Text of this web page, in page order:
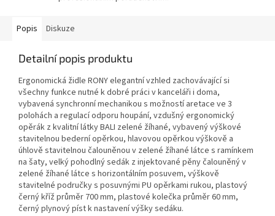
Popis Diskuze
Detailní popis produktu
Ergonomická židle RONY elegantní vzhled zachovávající si
všechny funkce nutné k dobré práci v kanceláři i doma,
vybavená synchronní mechanikou s možností aretace ve 3
polohách a regulací odporu houpání, vzdušný ergonomický
opěrák z kvalitní látky BALI zelené žíhané, vybavený výškové
stavitelnou bederní opěrkou, hlavovou opěrkou výškově a
úhlově stavitelnou čalouněnou v zelené žíhané látce s ramínkem
na šaty, velký pohodlný sedák z injektované pěny čalouněný v
zelené žíhané látce s horizontálním posuvem, výškově
stavitelné područky s posuvnými PU opěrkami rukou, plastový
černý kříž průměr 700 mm, plastové kolečka průměr 60 mm,
černý plynový píst k nastavení výšky sedáku.